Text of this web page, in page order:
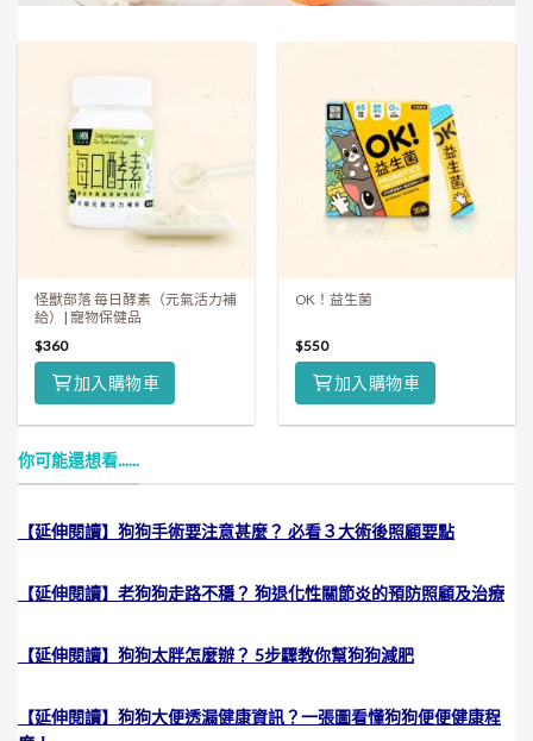
怪獸部落 每日酵素（元氣活力補
給）| 寵物保健品
$360
加入購物車
OK！益生菌
$550
加入購物車
你可能還想看......
【延伸閱讀】狗狗手術要注意甚麼？ 必看３大術後照顧要點
【延伸閱讀】老狗狗走路不穩？ 狗退化性關節炎的預防照顧及治療
【延伸閱讀】狗狗太胖怎麼辦？ 5步驟教你幫狗狗減肥
【延伸閱讀】狗狗大便透漏健康資訊？一張圖看懂狗狗便便健康程